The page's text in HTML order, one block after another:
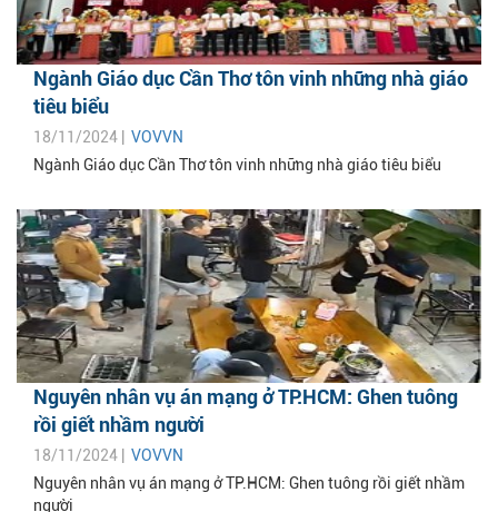
Ngành Giáo dục Cần Thơ tôn vinh những nhà giáo
tiêu biểu
18/11/2024 | VOVVN
Ngành Giáo dục Cần Thơ tôn vinh những nhà giáo tiêu biểu
Nguyên nhân vụ án mạng ở TP.HCM: Ghen tuông
rồi giết nhầm người
18/11/2024 | VOVVN
Nguyên nhân vụ án mạng ở TP.HCM: Ghen tuông rồi giết nhầm
người